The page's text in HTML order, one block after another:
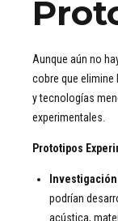
Aunque aún no
cobre que elimine
y tecnologías
experimentales.
Prototipos
podrían
acústica,